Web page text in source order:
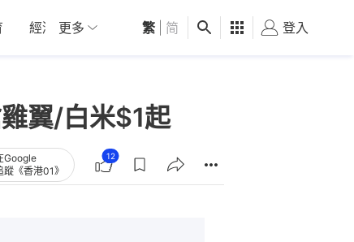
經濟 01深圳 觀點 健康 好食玩飛
更多 繁 简 登入
翼/白米$1起
Google
蹤《香港01》
12